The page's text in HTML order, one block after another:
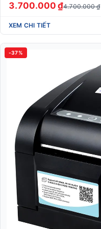
3.700.000 ₫4.700.000 ₫
XEM CHI TIẾT
-37%